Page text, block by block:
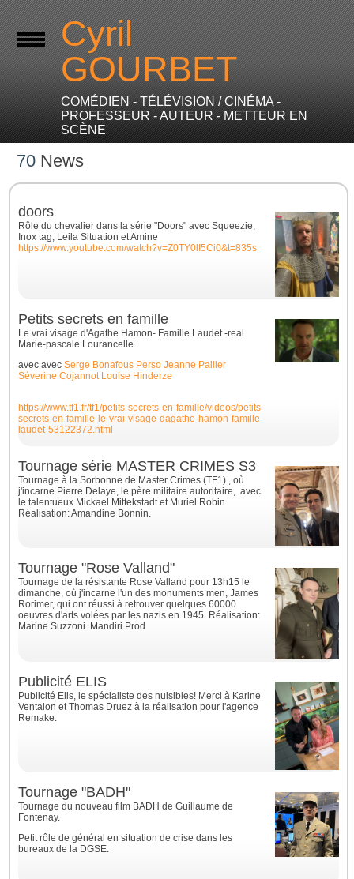
Cyril
GOURBET
COMÉDIEN - TÉLÉVISION / CINÉMA -
PROFESSEUR - AUTEUR - METTEUR EN
SCÈNE
70 News
doors
Rôle du chevalier dans la série "Doors" avec Squeezie,
Inox tag, Leila Situation et Amine
https://www.youtube.com/watch?v=Z0TY0lI5Ci0&t=835s
Petits secrets en famille
Le vrai visage d'Agathe Hamon- Famille Laudet -real
Marie-pascale Lourancelle.
avecavecSerge Bonafous Perso Jeanne Pailler
Séverine Cojannot Louise Hinderze
https://www.tf1.fr/tf1/petits-secrets-en-famille/videos/petits-
secrets-en-famille-le-vrai-visage-dagathe-hamon-famille-
laudet-53122372.html
Tournage série MASTER CRIMES S3
Tournage à la Sorbonne de Master Crimes (TF1) , où
j'incarne Pierre Delaye, le père militaire autoritaire, avec
le talentueux Mickael Mittekstadt et Muriel Robin.
Réalisation: Amandine Bonnin.
Tournage "Rose Valland"
Tournage de la résistante Rose Valland pour 13h15 le
dimanche, où j'incarne l'un des monuments men, James
Rorimer, qui ont réussi à retrouver quelques 60000
oeuvres d'arts volées par les nazis en 1945. Réalisation:
Marine Suzzoni. Mandiri Prod
Publicité ELIS
Publicité Elis, le spécialiste des nuisibles! Merci à Karine
Ventalon et Thomas Druez à la réalisation pour l'agence
Remake.
Tournage "BADH"
Tournage du nouveau film BADH de Guillaume de
Fontenay.
Petit rôle de général en situation de crise dans les
bureaux de la DGSE.